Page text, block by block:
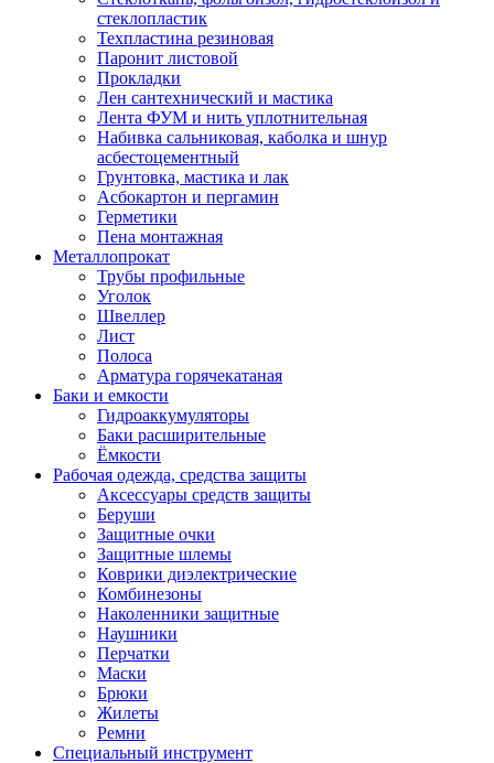
стеклопластик
Техпластина резиновая
Паронит листовой
Прокладки
Лен сантехнический и мастика
Лента ФУМ и нить уплотнительная
Набивка сальниковая, каболка и шнур
асбестоцементный
Грунтовка, мастика и лак
Асбокартон и пергамин
Герметики
Пена монтажная
Металлопрокат
Трубы профильные
Уголок
Швеллер
Лист
Полоса
Арматура горячекатаная
Баки и емкости
Гидроаккумуляторы
Баки расширительные
Ёмкости
Рабочая одежда, средства защиты
Аксессуары средств защиты
Беруши
Защитные очки
Защитные шлемы
Коврики диэлектрические
Комбинезоны
Наколенники защитные
Наушники
Перчатки
Маски
Брюки
Жилеты
Ремни
Специальный инструмент